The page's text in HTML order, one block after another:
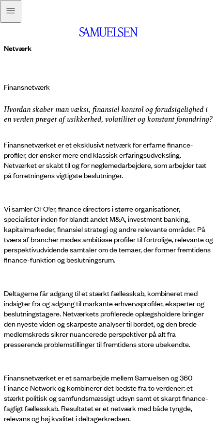
Netværk
Finansnetværk
Hvordan skaber man vækst, finansiel kontrol og forudsigelighed i
en verden præget af usikkerhed, volatilitet og konstant forandring?
Finansnetværket er et eksklusivt netværk for erfarne finance-
profiler, der ønsker mere end klassisk erfaringsudveksling.
Netværket er skabt til og for nøglemedarbejdere, som arbejder tæt
på forretningens vigtigste beslutninger.
Vi samler CFO’er, finance directors i større organisationer,
specialister inden for blandt andet M&A, investment banking,
kapitalmarkeder, finansiel strategi og andre relevante områder. På
tværs af brancher mødes ambitiøse profiler til fortrolige, relevante og
perspektivudvidende samtaler om de temaer, der former fremtidens
finance-funktion og beslutningsrum.
Deltagerne får adgang til et stærkt fællesskab, kombineret med
indsigter fra og adgang til markante erhvervsprofiler, eksperter og
beslutningstagere. Netværkets profilerede oplægsholdere bringer
den nyeste viden og skarpeste analyser til bordet, og den brede
medlemskreds sikrer nuancerede perspektiver på alt fra
presserende problemstillinger til fremtidens store ubekendte.
Finansnetværket er et samarbejde mellem Samuelsen og 360
Finance Network og kombinerer det bedste fra to verdener: et
stærkt politisk og samfundsmæssigt udsyn samt et skarpt finance-
fagligt fællesskab. Resultatet er et netværk med både tyngde,
relevans og høj kvalitet i deltagerkredsen.